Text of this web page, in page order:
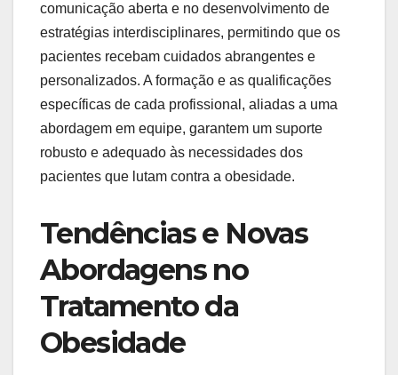
comunicação aberta e no desenvolvimento de
estratégias interdisciplinares, permitindo que os
pacientes recebam cuidados abrangentes e
personalizados. A formação e as qualificações
específicas de cada profissional, aliadas a uma
abordagem em equipe, garantem um suporte
robusto e adequado às necessidades dos
pacientes que lutam contra a obesidade.
Tendências e Novas
Abordagens no
Tratamento da
Obesidade